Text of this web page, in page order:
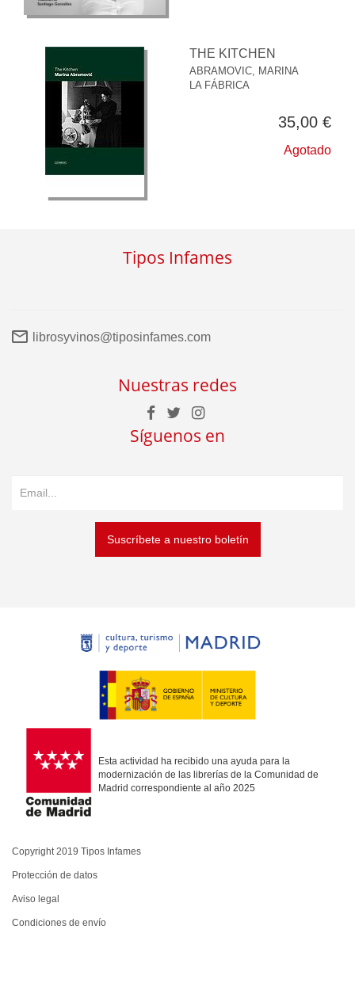
THE KITCHEN
ABRAMOVIC, MARINA
LA FÁBRICA
35,00 €
Agotado
Tipos Infames
librosyvinos@tiposinfames.com
Nuestras redes
Síguenos en
Suscríbete a nuestro boletín
Esta actividad ha recibido una ayuda para la
modernización de las librerías de la Comunidad de
Madrid correspondiente al año 2025
Copyright 2019 Tipos Infames
Protección de datos
Aviso legal
Condiciones de envío